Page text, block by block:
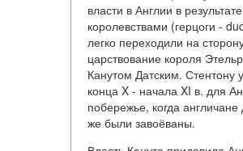
власти в Англии в
королевствами (герцоги -
легко переходили на
царствование короля
Канутом Датским. Стентону
конца X - начала XI в. для
побережье, когда
же были завоёваны.